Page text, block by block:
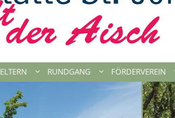
ELTERN RUNDGANG FÖRDERVEREIN